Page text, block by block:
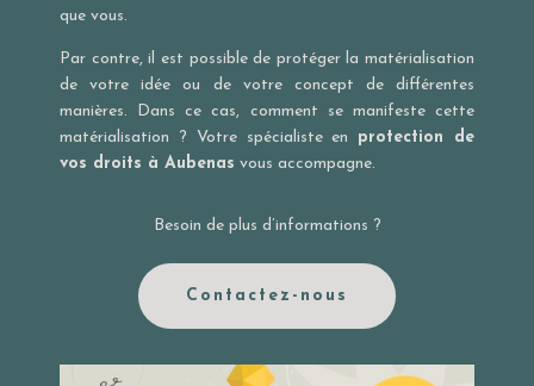
que vous.
Par contre, il est possible de protéger la matérialisation
de votre idée ou de votre concept de différentes
manières. Dans ce cas, comment se manifeste cette
matérialisation ? Votre spécialiste en protection de
vos droits à Aubenas vous accompagne.
Besoin de plus d’informations ?
Contactez-nous